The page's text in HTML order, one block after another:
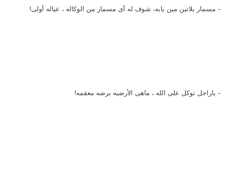
- مسمار بلاتين مين يابه، شوف له أى مسمار من الوكاله ، عياله أولى!
- ياراجل توكل على الله ، ماهى الأرضيه برضه معقمه!